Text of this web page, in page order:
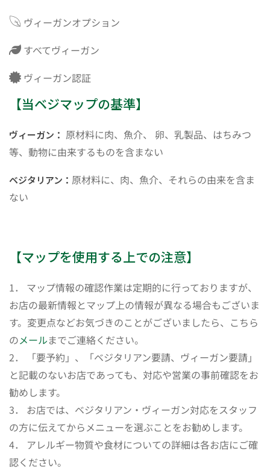
ヴィーガンオプション
すべてヴィーガン
ヴィーガン認証
【当ベジマップの基準】
ヴィーガン： 原材料に肉、魚介、 卵、乳製品、はちみつ
等、動物に由来するものを含まない
ベジタリアン： 原材料に、肉、魚介、それらの由来を含ま
ない
【マップを使用する上での注意】
1． マップ情報の確認作業は定期的に行っておりますが、
お店の最新情報とマップ上の情報が異なる場合もございま
す。変更点などお気づきのことがございましたら、こちら
のメールまでご連絡ください。
2． 「要予約」、「ベジタリアン要請、ヴィーガン要請」
と記載のないお店であっても、対応や営業の事前確認をお
勧めします。
3． お店では、ベジタリアン・ヴィーガン対応をスタッフ
の方に伝えてからメニューを選ぶことをお勧めします。
4． アレルギー物質や食材についての詳細は各お店にご確
認ください。